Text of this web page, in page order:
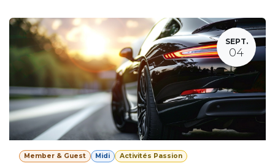
SEPT.
04
Member & Guest Midi Activités Passion